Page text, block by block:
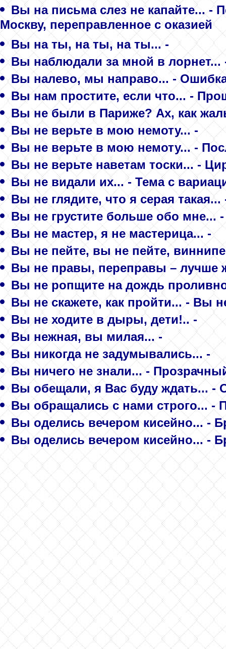
Вы на письма слез не капайте... -
Москву, переправленное с оказией
Вы на ты, на ты, на ты... -
Вы наблюдали за мной в лорнет...
Вы налево, мы направо... -
Вы нам простите, если что... -
Вы не были в Париже? Ах, как
Вы не верьте в мою немоту... -
Вы не верьте в мою немоту... -
Вы не верьте наветам тоски... -
Вы не видали их... - Тема с
Вы не глядите, что я серая
Вы не грустите больше обо мне...
Вы не мастер, я не мастерица... -
Вы не пейте, вы не пейте,
Вы не правы, переправы – лучше
Вы не ропщите на дождь
Вы не скажете, как пройти... - Вы
Вы не ходите в дыры, дети!.. -
Вы нежная, вы милая... -
Вы никогда не задумывались... -
Вы ничего не знали... -
Вы обещали, я Вас буду ждать... -
Вы обращались с нами строго... -
Вы оделись вечером кисейно... -
Вы оделись вечером кисейно... -